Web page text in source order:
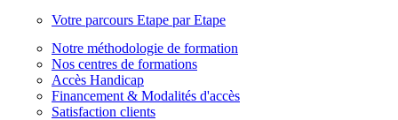
Votre parcours Etape par Etape
Notre méthodologie de formation
Nos centres de formations
Accès Handicap
Financement & Modalités d'accès
Satisfaction clients